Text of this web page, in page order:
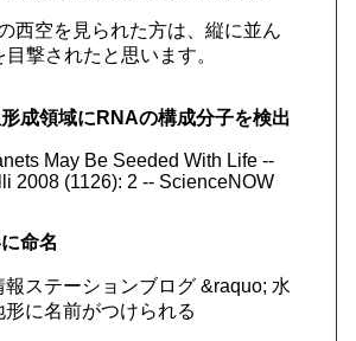
西空を見られた方は、縦に並ん
撃されたと思います。
成領域にRNAの構成分子を検出
May Be Seeded With Life --
2008 (1126): 2 -- ScienceNOW
命名
報ステーションブログ &raquo; 水
形に名前がつけられる